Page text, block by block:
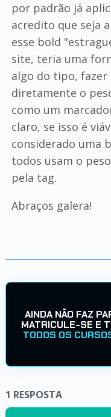
por padrão já
acredito que seja
esse bold
site, teria uma
algo do tipo,
diretamente o
como um
claro, se isso é
considerado uma
todos usam o
pela tag.
Abraços galera!
AINDA NÃO FAZ
MATRICULE-SE E
TODOS OS
1 RESPOSTA